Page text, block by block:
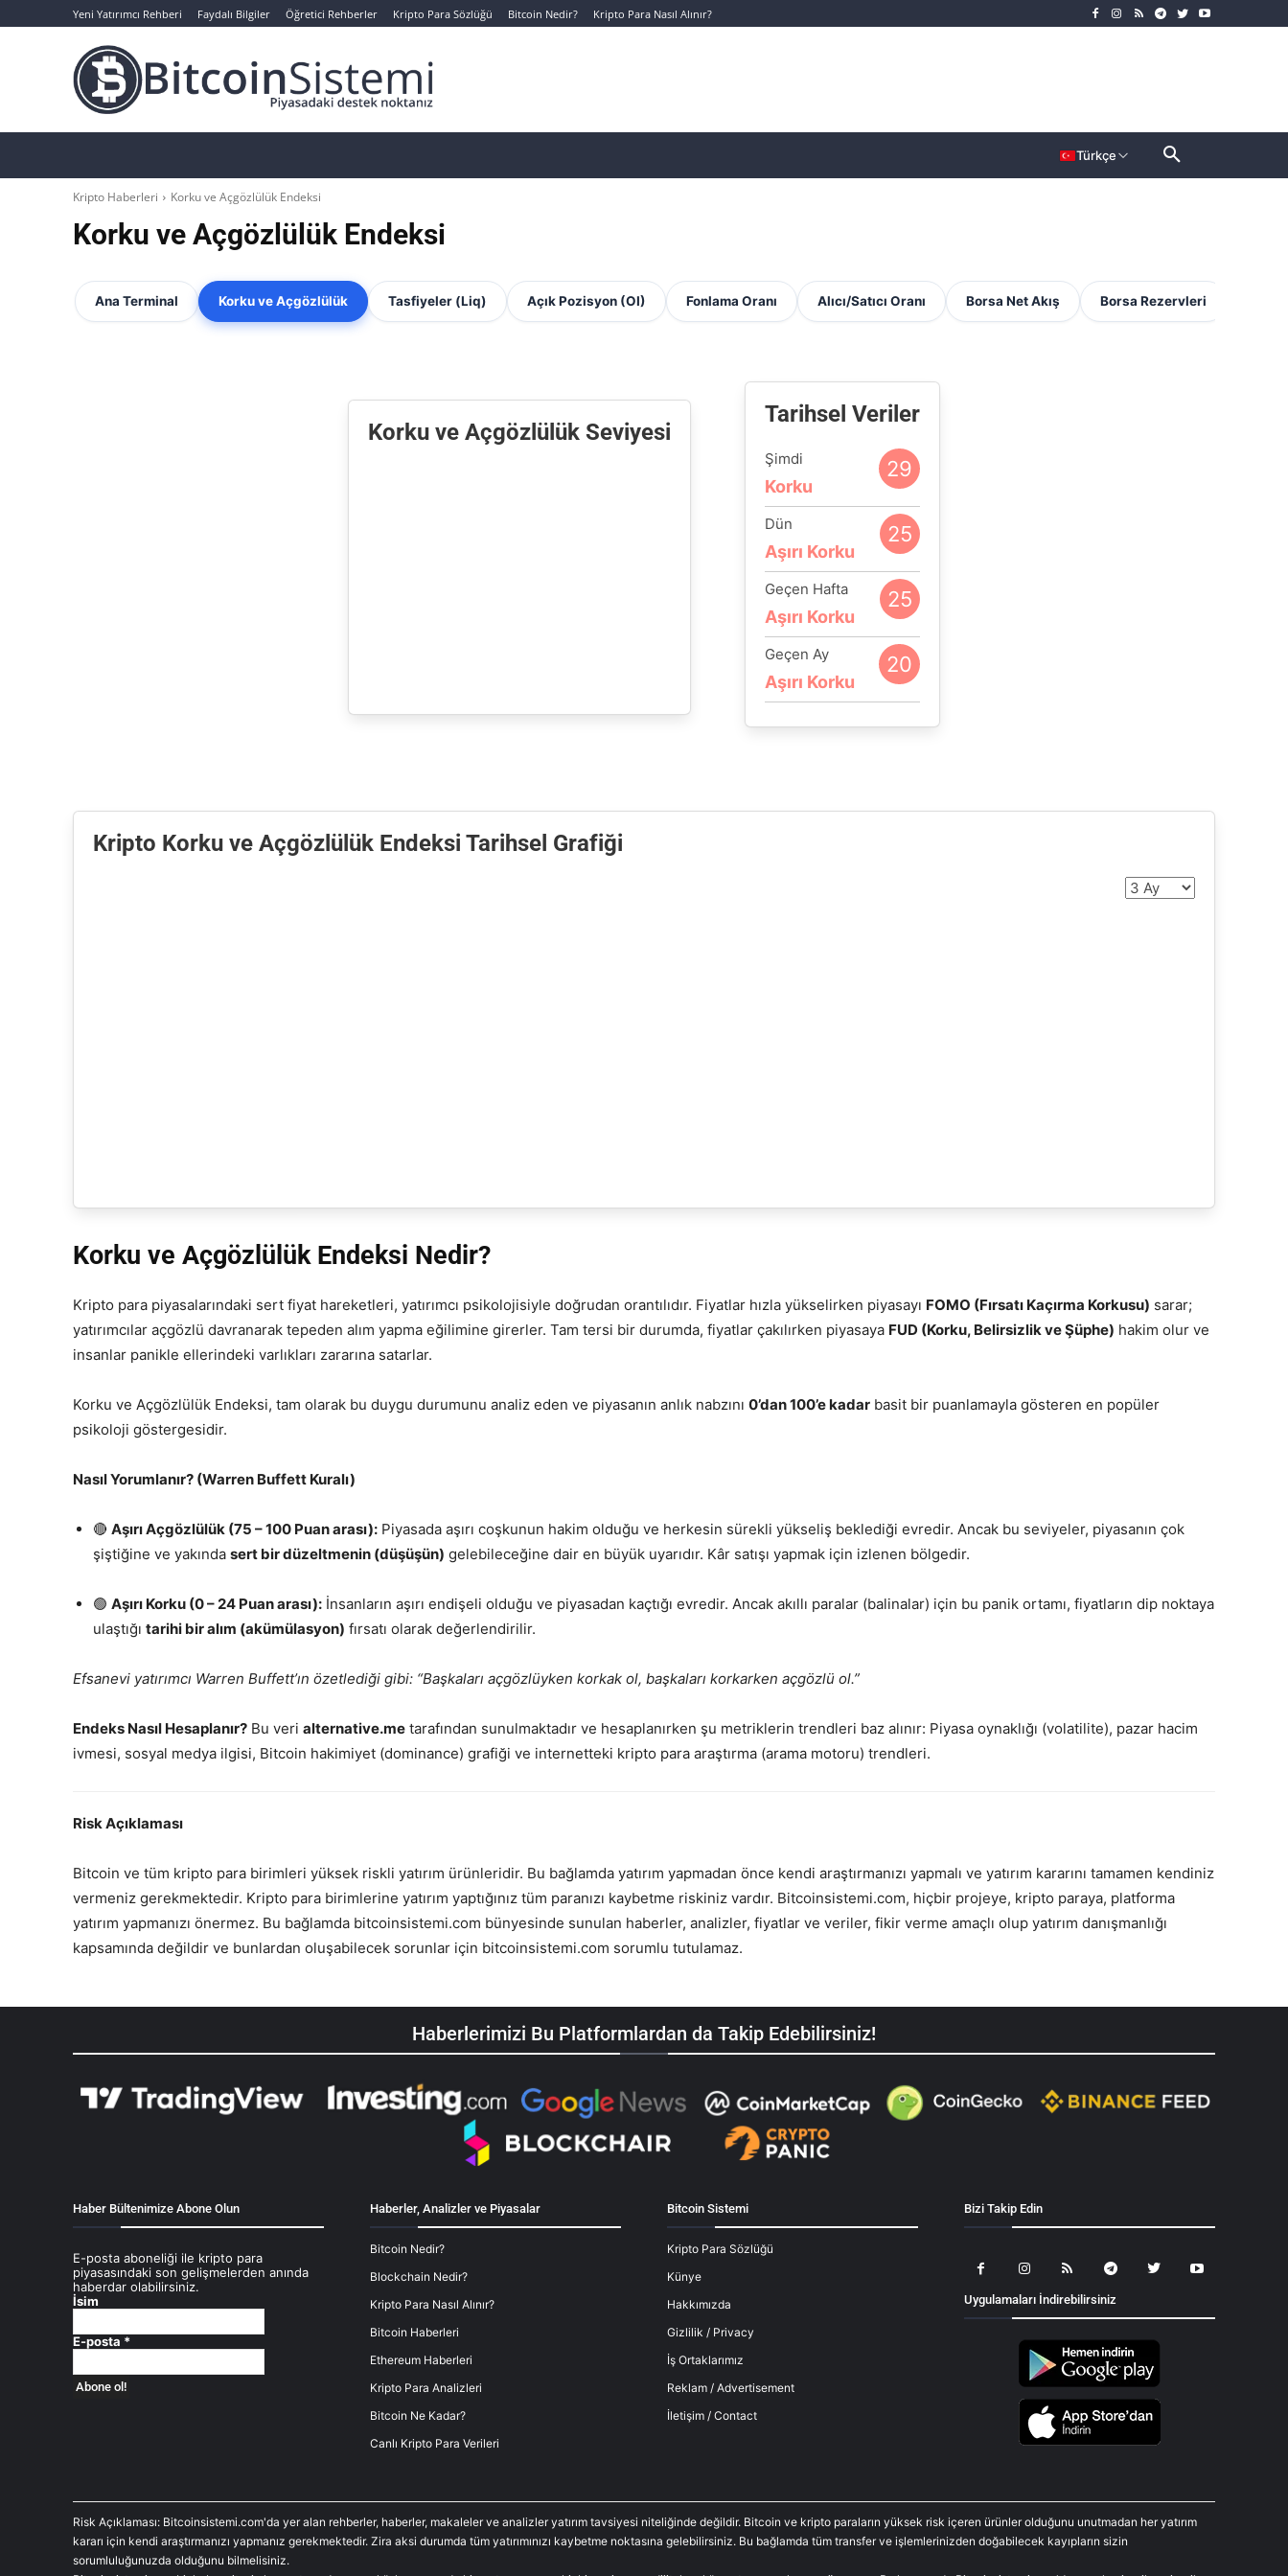
Yeni Yatırımcı Rehberi Faydalı Bilgiler Öğretici Rehberler Kripto Para Sözlüğü Bitcoin Nedir? Kripto Para Nasıl Alınır?
Türkçe
Kripto Haberleri Korku ve Açgözlülük Endeksi
Korku ve Açgözlülük Endeksi
Ana Terminal Korku ve Açgözlülük Tasfiyeler (Liq) Açık Pozisyon (OI) Fonlama Oranı Alıcı/Satıcı Oranı Borsa Net Akış Borsa Rezervleri
Korku ve Açgözlülük Seviyesi
Tarihsel Veriler
Şimdi
Korku
29
Dün
Aşırı Korku
25
Geçen Hafta
Aşırı Korku
25
Geçen Ay
Aşırı Korku
20
Kripto Korku ve Açgözlülük Endeksi Tarihsel Grafiği
Korku ve Açgözlülük Endeksi Nedir?
Kripto para piyasalarındaki sert fiyat hareketleri, yatırımcı psikolojisiyle doğrudan orantılıdır. Fiyatlar hızla yükselirken piyasayı FOMO (Fırsatı Kaçırma Korkusu) sarar;
yatırımcılar açgözlü davranarak tepeden alım yapma eğilimine girerler. Tam tersi bir durumda, fiyatlar çakılırken piyasaya FUD (Korku, Belirsizlik ve Şüphe) hakim olur ve
insanlar panikle ellerindeki varlıkları zararına satarlar.
Korku ve Açgözlülük Endeksi, tam olarak bu duygu durumunu analiz eden ve piyasanın anlık nabzını 0’dan 100’e kadar basit bir puanlamayla gösteren en popüler
psikoloji göstergesidir.
Nasıl Yorumlanır? (Warren Buffett Kuralı)
🔴 Aşırı Açgözlülük (75 – 100 Puan arası): Piyasada aşırı coşkunun hakim olduğu ve herkesin sürekli yükseliş beklediği evredir. Ancak bu seviyeler, piyasanın çok
şiştiğine ve yakında sert bir düzeltmenin (düşüşün) gelebileceğine dair en büyük uyarıdır. Kâr satışı yapmak için izlenen bölgedir.
🟢 Aşırı Korku (0 – 24 Puan arası): İnsanların aşırı endişeli olduğu ve piyasadan kaçtığı evredir. Ancak akıllı paralar (balinalar) için bu panik ortamı, fiyatların dip noktaya
ulaştığı tarihi bir alım (akümülasyon) fırsatı olarak değerlendirilir.
Efsanevi yatırımcı Warren Buffett’ın özetlediği gibi: “Başkaları açgözlüyken korkak ol, başkaları korkarken açgözlü ol.”
Endeks Nasıl Hesaplanır? Bu veri alternative.me tarafından sunulmaktadır ve hesaplanırken şu metriklerin trendleri baz alınır: Piyasa oynaklığı (volatilite), pazar hacim
ivmesi, sosyal medya ilgisi, Bitcoin hakimiyet (dominance) grafiği ve internetteki kripto para araştırma (arama motoru) trendleri.
Risk Açıklaması
Bitcoin ve tüm kripto para birimleri yüksek riskli yatırım ürünleridir. Bu bağlamda yatırım yapmadan önce kendi araştırmanızı yapmalı ve yatırım kararını tamamen kendiniz
vermeniz gerekmektedir. Kripto para birimlerine yatırım yaptığınız tüm paranızı kaybetme riskiniz vardır. Bitcoinsistemi.com, hiçbir projeye, kripto paraya, platforma
yatırım yapmanızı önermez. Bu bağlamda bitcoinsistemi.com bünyesinde sunulan haberler, analizler, fiyatlar ve veriler, fikir verme amaçlı olup yatırım danışmanlığı
kapsamında değildir ve bunlardan oluşabilecek sorunlar için bitcoinsistemi.com sorumlu tutulamaz.
Haberlerimizi Bu Platformlardan da Takip Edebilirsiniz!
Haber Bültenimize Abone Olun
E-posta aboneliği ile kripto para
piyasasındaki son gelişmelerden anında
haberdar olabilirsiniz.
İsim
E-posta *
Haberler, Analizler ve Piyasalar
Bitcoin Nedir?
Blockchain Nedir?
Kripto Para Nasıl Alınır?
Bitcoin Haberleri
Ethereum Haberleri
Kripto Para Analizleri
Bitcoin Ne Kadar?
Canlı Kripto Para Verileri
Bitcoin Sistemi
Kripto Para Sözlüğü
Künye
Hakkımızda
Gizlilik / Privacy
İş Ortaklarımız
Reklam / Advertisement
İletişim / Contact
Bizi Takip Edin
Uygulamaları İndirebilirsiniz
Risk Açıklaması: Bitcoinsistemi.com'da yer alan rehberler, haberler, makaleler ve analizler yatırım tavsiyesi niteliğinde değildir. Bitcoin ve kripto paraların yüksek risk içeren ürünler olduğunu unutmadan her yatırım
kararı için kendi araştırmanızı yapmanız gerekmektedir. Zira aksi durumda tüm yatırımınızı kaybetme noktasına gelebilirsiniz. Bu bağlamda tüm transfer ve işlemlerinizden doğabilecek kayıpların sizin
sorumluluğunuzda olduğunu bilmelisiniz.